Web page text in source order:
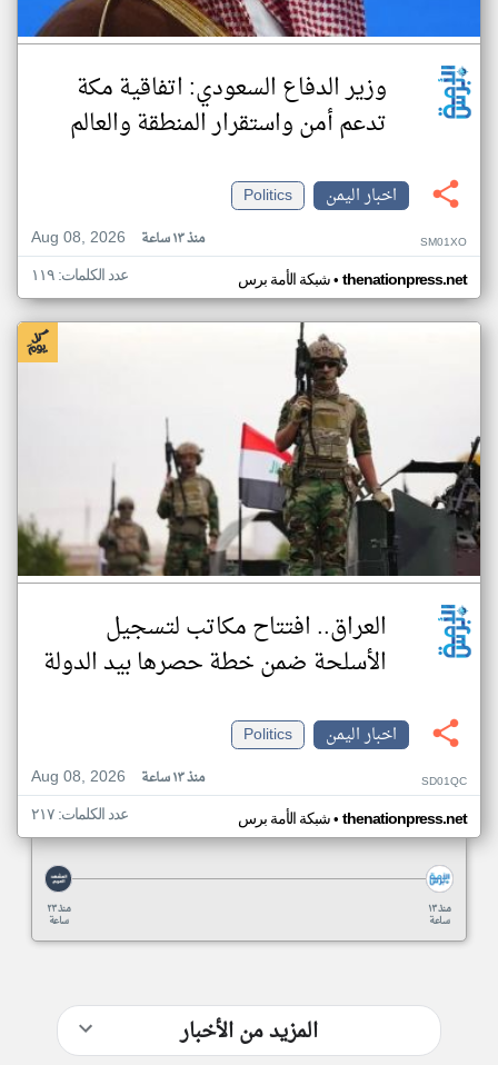
وزير الدفاع السعودي: اتفاقية مكة
تدعم أمن واستقرار المنطقة والعالم
اخبار اليمن
Politics
Aug 08, 2026
منذ ١٣ ساعة SM01XO
شبكة الأمة برس• thenationpress.net عدد الكلمات: ١١٩
العراق.. افتتاح مكاتب لتسجيل
الأسلحة ضمن خطة حصرها بيد الدولة
اخبار اليمن
Politics
Aug 08, 2026
منذ ١٣ ساعة SD01QC
شبكة الأمة برس• thenationpress.net عدد الكلمات: ٢١٧
منذ ٢٣
ساعة
منذ ١٣
ساعة
المزيد من الأخبار